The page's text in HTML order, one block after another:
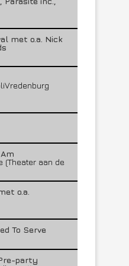
met o.a. Nick
(Theater aan de
o.a.
To Serve
party